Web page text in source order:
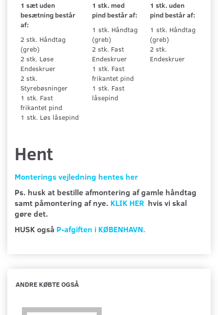
1 sæt uden
besætning består
af:
2 stk. Håndtag
(greb)
2 stk. Løse
Endeskruer
2 stk.
Styrebøsninger
1 stk. Fast
frikantet pind
1 stk. Løs låsepind
1 stk. med
pind består af:
1 stk. Håndtag
(greb)
2 stk. Fast
Endeskruer
1 stk. Fast
frikantet pind
1 stk. Fast
låsepind
1 stk. uden
pind består af:
1 stk. Håndtag
(greb)
2 stk.
Endeskruer
Hent
Monterings vejledning hentes her
Ps. husk at bestille afmontering af gamle håndtag
samt påmontering af nye. KLIK HER hvis vi skal
gøre det.
HUSK også P-afgiften i KØBENHAVN.
ANDRE KØBTE OGSÅ